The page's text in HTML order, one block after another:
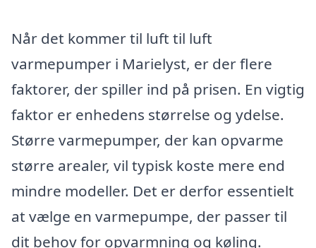
Når det kommer til luft til luft
varmepumper i Marielyst, er der flere
faktorer, der spiller ind på prisen. En vigtig
faktor er enhedens størrelse og ydelse.
Større varmepumper, der kan opvarme
større arealer, vil typisk koste mere end
mindre modeller. Det er derfor essentielt
at vælge en varmepumpe, der passer til
dit behov for opvarmning og køling.